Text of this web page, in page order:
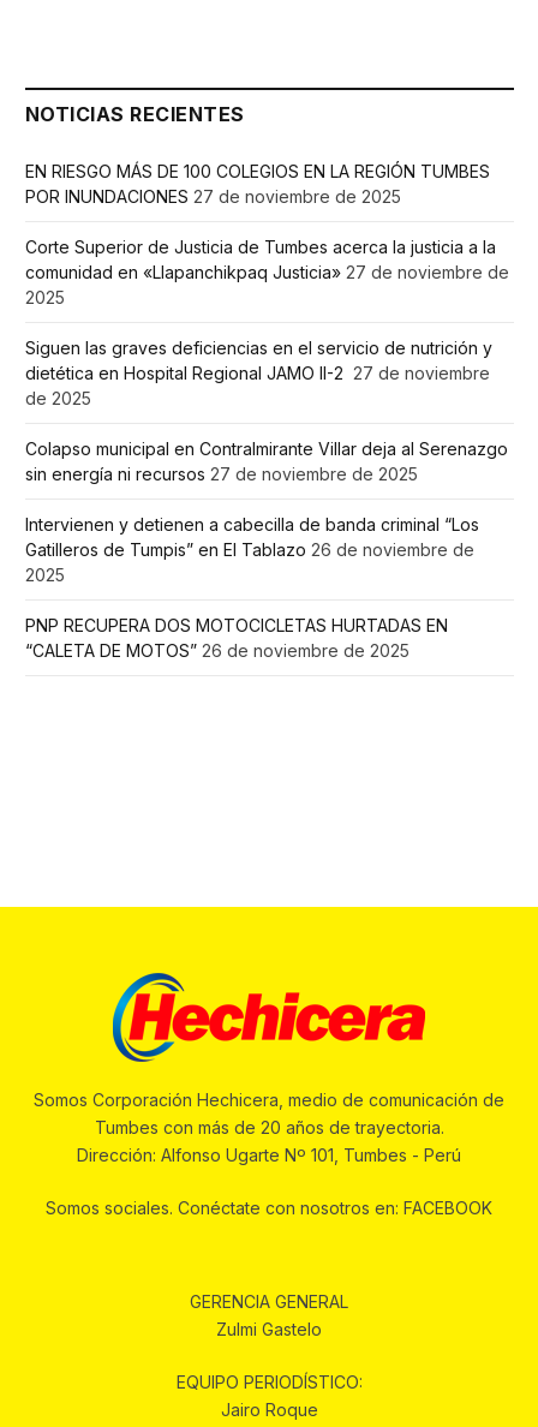
NOTICIAS RECIENTES
EN RIESGO MÁS DE 100 COLEGIOS EN LA REGIÓN TUMBES
POR INUNDACIONES 27 de noviembre de 2025
Corte Superior de Justicia de Tumbes acerca la justicia a la
comunidad en «Llapanchikpaq Justicia» 27 de noviembre de
2025
Siguen las graves deficiencias en el servicio de nutrición y
dietética en Hospital Regional JAMO II-2 27 de noviembre
de 2025
Colapso municipal en Contralmirante Villar deja al Serenazgo
sin energía ni recursos 27 de noviembre de 2025
Intervienen y detienen a cabecilla de banda criminal “Los
Gatilleros de Tumpis” en El Tablazo 26 de noviembre de
2025
PNP RECUPERA DOS MOTOCICLETAS HURTADAS EN
“CALETA DE MOTOS” 26 de noviembre de 2025
Somos Corporación Hechicera, medio de comunicación de
Tumbes con más de 20 años de trayectoria.
Dirección: Alfonso Ugarte Nº 101, Tumbes - Perú
Somos sociales. Conéctate con nosotros en: FACEBOOK
GERENCIA GENERAL
Zulmi Gastelo
EQUIPO PERIODÍSTICO:
Jairo Roque